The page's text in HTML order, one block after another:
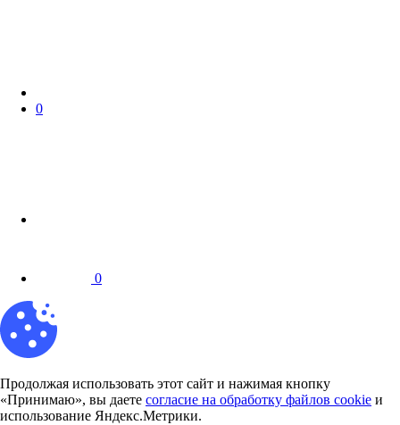
0
0
Продолжая использовать этот сайт и нажимая кнопку
«Принимаю», вы даете согласие на обработку файлов cookie и
использование Яндекс.Метрики.